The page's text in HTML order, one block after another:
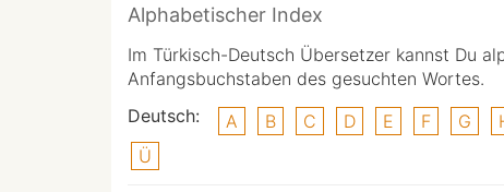
Alphabetischer Index
Im Türkisch-Deutsch Übersetzer kannst Du
Anfangsbuchstaben des gesuchten Wortes.
Deutsch:
A B C D E F G
Ü